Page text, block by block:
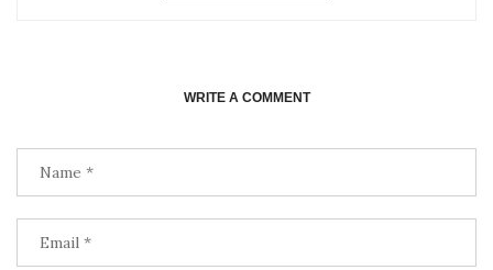
WRITE A COMMENT